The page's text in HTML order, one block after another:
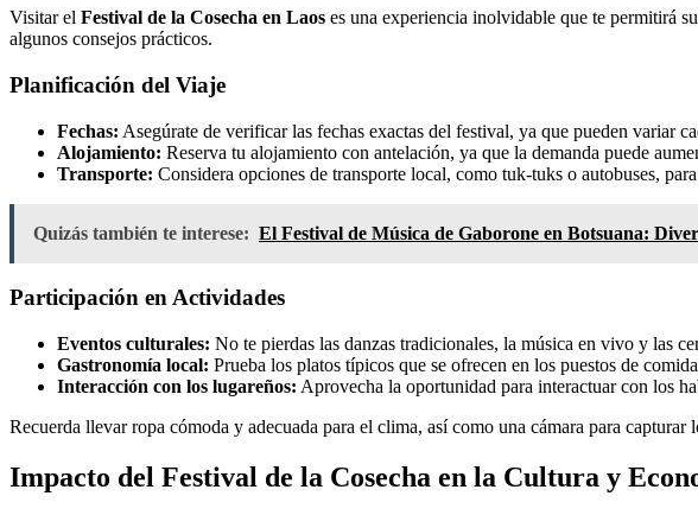
Visitar el Festival de la Cosecha en Laos es una experiencia inolvidable que te permitirá
algunos consejos prácticos.
Planificación del Viaje
Fechas: Asegúrate de verificar las fechas exactas del festival, ya que pueden variar
Alojamiento: Reserva tu alojamiento con antelación, ya que la demanda puede
Transporte: Considera opciones de transporte local, como tuk-tuks o autobuses,
Quizás también te interese: El Festival de Música de Gaborone en Botsuana:
Participación en Actividades
Eventos culturales: No te pierdas las danzas tradicionales, la música en vivo y las
Gastronomía local: Prueba los platos típicos que se ofrecen en los puestos de
Interacción con los lugareños: Aprovecha la oportunidad para interactuar con los
Recuerda llevar ropa cómoda y adecuada para el clima, así como una cámara para
Impacto del Festival de la Cosecha en la Cultura y